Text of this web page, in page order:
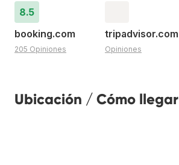
8.5
booking.com
205 Opiniones
tripadvisor.com
Opiniones
Ubicación / Cómo llegar